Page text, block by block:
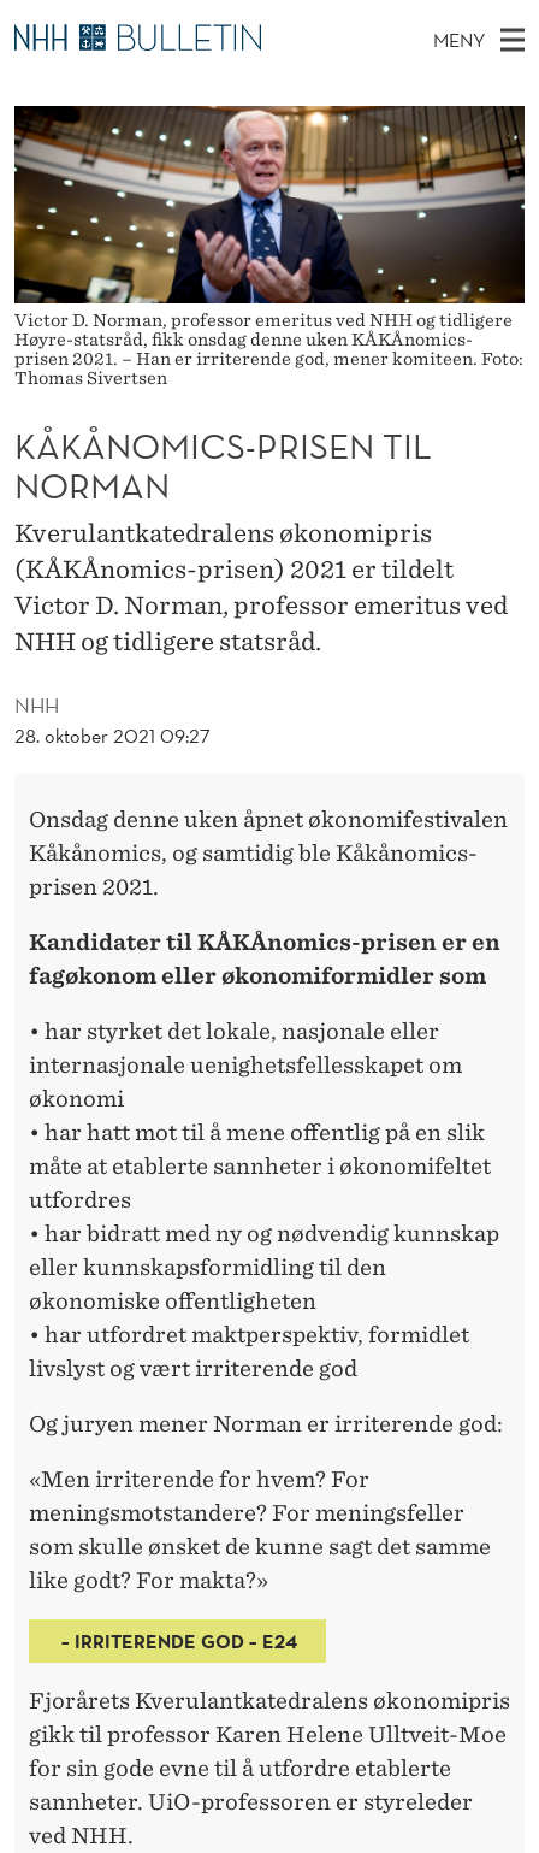
K
Å
K
Å
N
O
M
C
P
R
S
E
N
MENY
O
V
E
D
M
E
N
Y
Ø
K
I
N
E
T
T
S
T
D
E
T
Stipendiater og nye forskerprofiler
Disputaser
Ekspertutvalg
Om Bulletin
Victor D. Norman, professor emeritus ved NHH og tidligere
Høyre-statsråd, fikk onsdag denne uken KÅKÅnomics-
prisen 2021. – Han er irriterende god, mener komiteen. Foto:
Thomas Sivertsen
NHH
28. oktober 2021 09:27
KÅKÅNOMICS-PRISEN TIL
NORMAN
Kverulantkatedralens økonomipris
(KÅKÅnomics-prisen) 2021 er tildelt
Victor D. Norman, professor emeritus ved
NHH og tidligere statsråd.
Onsdag denne uken åpnet økonomifestivalen
Kåkånomics, og samtidig ble Kåkånomics-
prisen 2021.
Kandidater til KÅKÅnomics-prisen er en
fagøkonom eller økonomiformidler som
• har styrket det lokale, nasjonale eller
internasjonale uenighetsfellesskapet om
økonomi
• har hatt mot til å mene offentlig på en slik
måte at etablerte sannheter i økonomifeltet
utfordres
• har bidratt med ny og nødvendig kunnskap
eller kunnskapsformidling til den
økonomiske offentligheten
• har utfordret maktperspektiv, formidlet
livslyst og vært irriterende god
Og juryen mener Norman er irriterende god:
«Men irriterende for hvem? For
meningsmotstandere? For meningsfeller
som skulle ønsket de kunne sagt det samme
like godt? For makta?»
– IRRITERENDE GOD – E24
Fjorårets Kverulantkatedralens økonomipris
gikk til professor Karen Helene Ulltveit-Moe
for sin gode evne til å utfordre etablerte
sannheter. UiO-professoren er styreleder
ved NHH.